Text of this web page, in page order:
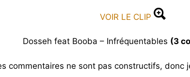
VOIR LE CLIP
Dosseh feat Booba – Infréquentables (3
commentaires ne sont pas constructifs, donc